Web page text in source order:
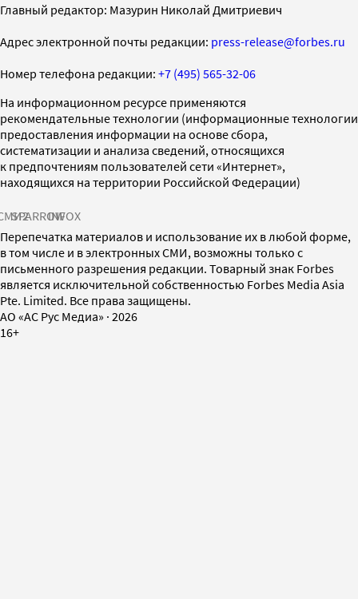
Главный редактор: Мазурин Николай Дмитриевич
Адрес электронной почты редакции: press-release@forbes.ru
Номер телефона редакции: +7 (495) 565-32-06
На информационном ресурсе применяются
рекомендательные технологии (информационные технологии
предоставления информации на основе сбора,
систематизации и анализа сведений, относящихся
к предпочтениям пользователей сети «Интернет»,
находящихся на территории Российской Федерации)
SPARROWINFOX
Перепечатка материалов и использование их в любой форме,
в том числе и в электронных СМИ, возможны только с
письменного разрешения редакции. Товарный знак Forbes
является исключительной собственностью Forbes Media Asia
Pte. Limited. Все права защищены.
AO «АС Рус Медиа» · 2026
16+